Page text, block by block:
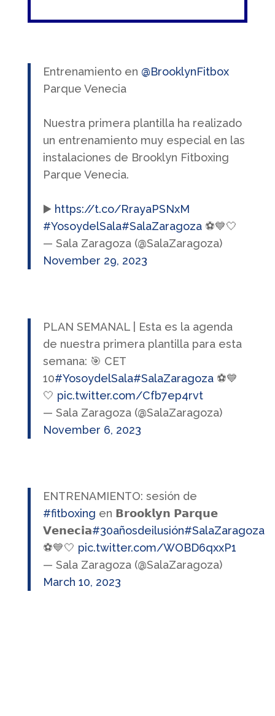
Entrenamiento en @BrooklynFitbox
Parque Venecia
Nuestra primera plantilla ha realizado
un entrenamiento muy especial en las
instalaciones de Brooklyn Fitboxing
Parque Venecia.
▶️ https://t.co/RrayaPSNxM
#YosoydelSala#SalaZaragoza⚽️💙🤍
— Sala Zaragoza (@SalaZaragoza)
November 29, 2023
PLAN SEMANAL | Esta es la agenda
de nuestra primera plantilla para esta
semana: 🎯 CET
10#YosoydelSala#SalaZaragoza⚽️💙
🤍 pic.twitter.com/Cfb7ep4rvt
— Sala Zaragoza (@SalaZaragoza)
November 6, 2023
ENTRENAMIENTO: sesión de
#fitboxing en 𝗕𝗿𝗼𝗼𝗸𝗹𝘆𝗻 𝗣𝗮𝗿𝗾𝘂𝗲
𝗩𝗲𝗻𝗲𝗰𝗶𝗮#30añosdeilusión#SalaZaragoza
⚽️💙🤍 pic.twitter.com/WOBD6qxxP1
— Sala Zaragoza (@SalaZaragoza)
March 10, 2023